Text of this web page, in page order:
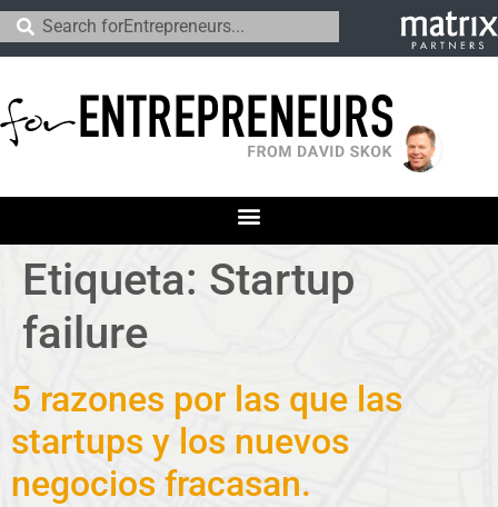
Etiqueta: Startup
failure
5 razones por las que las
startups y los nuevos
negocios fracasan.